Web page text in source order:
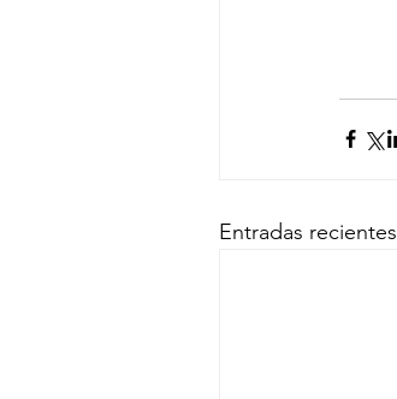
Entradas recientes